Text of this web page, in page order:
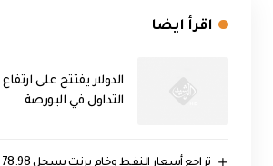
اقرأ ايضا
الدولار يفتتح على
التداول في البورصة